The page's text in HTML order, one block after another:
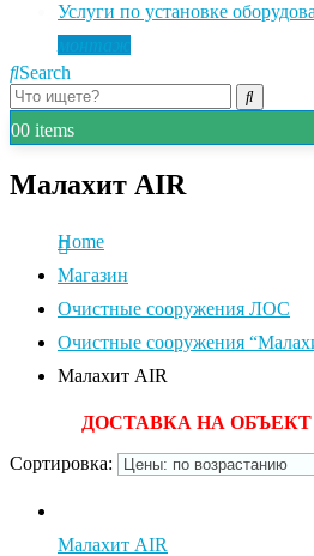
Услуги по установке
Search
00 items
Малахит AIR
Home
Магазин
Очистные сооружения ЛОС
Очистные сооружения
Малахит AIR
ДОСТАВКА НА
Сортировка:
Малахит AIR